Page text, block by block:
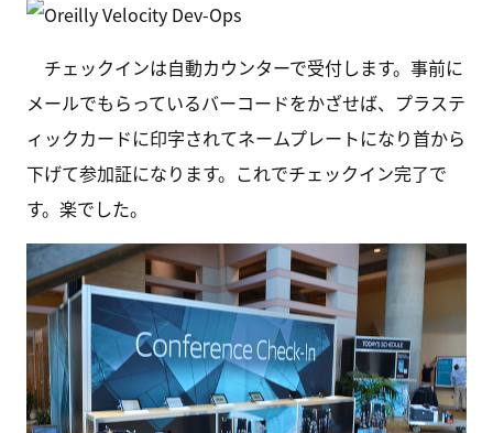
チェックインは自動カウンターで受付します。事前に
メールでもらっているバーコードをかざせば、プラステ
ィックカードに印字されてネームプレートになり首から
下げて参加証になります。これでチェックイン完了で
す。楽でした。